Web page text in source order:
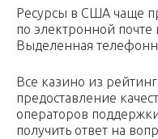
Ресурсы в США чаще
по электронной почте
Выделенная
Все казино из
предоставление
операторов
получить ответ на